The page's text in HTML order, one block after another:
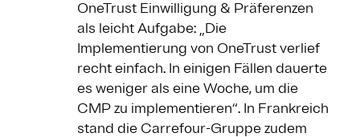
OneTrust Einwilligung & Präferenzen
als leicht Aufgabe: „Die
Implementierung von OneTrust verlief
recht einfach. In einigen Fällen dauerte
es weniger als eine Woche, um die
CMP zu implementieren“. In Frankreich
stand die Carrefour-Gruppe zudem